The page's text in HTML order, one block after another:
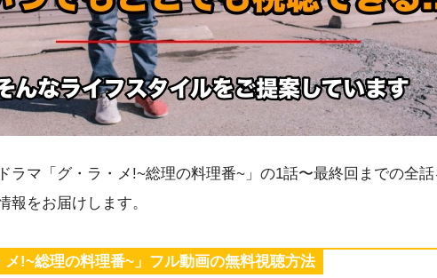
ラマ「グ・ラ・メ!~総理の料理番~」の1話〜最終回までの全
報をお届けします。
メ!~総理の料理番~」フル動画の無料視聴方法